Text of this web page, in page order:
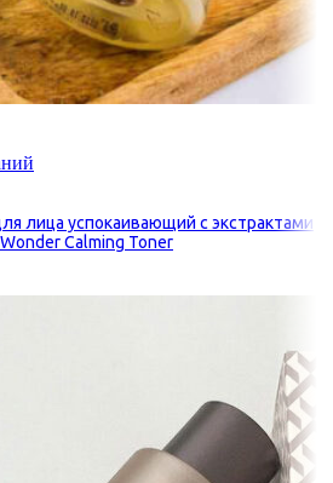
лица успокаивающий с экстрактами
Calming Toner